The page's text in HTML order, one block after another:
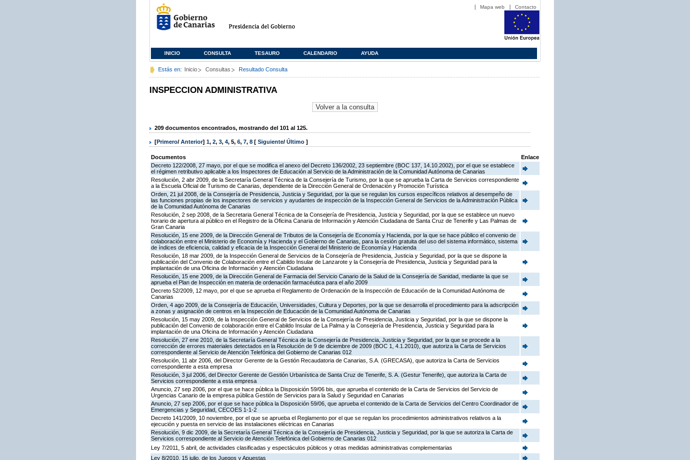
Mapa web Contacto
INICIO CONSULTA TESAURO CALENDARIO AYUDA
Estás en: Inicio Consultas Resultado Consulta
INSPECCION ADMINISTRATIVA
209 documentos encontrados, mostrando del 101 al 125.
[Primero/ Anterior] 1, 2, 3, 4, 5, 6, 7, 8 [ Siguiente/ Último ]
Documentos
Enlace
Decreto 122/2008, 27 mayo, por el que se modifica el anexo del Decreto 136/2002, 23 septiembre (BOC 137, 14.10.2002), por el que se establece
el régimen retributivo aplicable a los Inspectores de Educación al Servicio de la Administración de la Comunidad Autónoma de Canarias
Resolución, 2 abr 2009, de la Secretaría General Técnica de la Consejería de Turismo, por la que se aprueba la Carta de Servicios correspondiente
a la Escuela Oficial de Turismo de Canarias, dependiente de la Dirección General de Ordenación y Promoción Turística
Orden, 21 jul 2008, de la Consejería de Presidencia, Justicia y Seguridad, por la que se regulan los cursos específicos relativos al desempeño de
las funciones propias de los inspectores de servicios y ayudantes de inspección de la Inspección General de Servicios de la Administración Pública
de la Comunidad Autónoma de Canarias
Resolución, 2 sep 2008, de la Secretaria General Técnica de la Consejería de Presidencia, Justicia y Seguridad, por la que se establece un nuevo
horario de apertura al público en el Registro de la Oficina Canaria de Información y Atención Ciudadana de Santa Cruz de Tenerife y Las Palmas de
Gran Canaria
Resolución, 15 ene 2009, de la Dirección General de Tributos de la Consejería de Economía y Hacienda, por la que se hace público el convenio de
colaboración entre el Ministerio de Economía y Hacienda y el Gobierno de Canarias, para la cesión gratuita del uso del sistema informático, sistema
de índices de eficiencia, calidad y eficacia de la Inspección General del Ministerio de Economía y Hacienda
Resolución, 18 mar 2009, de la Inspección General de Servicios de la Consejería de Presidencia, Justicia y Seguridad, por la que se dispone la
publicación del Convenio de Colaboración entre el Cabildo Insular de Lanzarote y la Consejería de Presidencia, Justicia y Seguridad para la
implantación de una Oficina de Información y Atención Ciudadana
Resolución, 15 ene 2009, de la Dirección General de Farmacia del Servicio Canario de la Salud de la Consejería de Sanidad, mediante la que se
aprueba el Plan de Inspección en materia de ordenación farmacéutica para el año 2009
Decreto 52/2009, 12 mayo, por el que se aprueba el Reglamento de Ordenación de la Inspección de Educación de la Comunidad Autónoma de
Canarias
Orden, 4 ago 2009, de la Consejería de Educación, Universidades, Cultura y Deportes, por la que se desarrolla el procedimiento para la adscripción
a zonas y asignación de centros en la Inspección de Educación de la Comunidad Autónoma de Canarias
Resolución, 15 may 2009, de la Inspección General de Servicios de la Consejería de Presidencia, Justicia y Seguridad, por la que se dispone la
publicación del Convenio de colaboración entre el Cabildo Insular de La Palma y la Consejería de Presidencia, Justicia y Seguridad para la
implantación de una Oficina de Información y Atención Ciudadana
Resolución, 27 ene 2010, de la Secretaría General Técnica de la Consejería de Presidencia, Justicia y Seguridad, por la que se procede a la
corrección de errores materiales detectados en la Resolución de 9 de diciembre de 2009 (BOC 1, 4.1.2010), que autoriza la Carta de Servicios
correspondiente al Servicio de Atención Telefónica del Gobierno de Canarias 012
Resolución, 11 abr 2006, del Director Gerente de la Gestión Recaudatoria de Canarias, S.A. (GRECASA), que autoriza la Carta de Servicios
correspondiente a esta empresa
Resolución, 3 jul 2006, del Director Gerente de Gestión Urbanística de Santa Cruz de Tenerife, S. A. (Gestur Tenerife), que autoriza la Carta de
Servicios correspondiente a esta empresa
Anuncio, 27 sep 2006, por el que se hace pública la Disposición 59/06 bis, que aprueba el contenido de la Carta de Servicios del Servicio de
Urgencias Canario de la empresa pública Gestión de Servicios para la Salud y Seguridad en Canarias
Anuncio, 27 sep 2006, por el que se hace pública la Disposición 59/06, que aprueba el contenido de la Carta de Servicios del Centro Coordinador de
Emergencias y Seguridad, CECOES 1-1-2
Decreto 141/2009, 10 noviembre, por el que se aprueba el Reglamento por el que se regulan los procedimientos administrativos relativos a la
ejecución y puesta en servicio de las instalaciones eléctricas en Canarias
Resolución, 9 dic 2009, de la Secretaría General Técnica de la Consejería de Presidencia, Justicia y Seguridad, por la que se autoriza la Carta de
Servicios correspondiente al Servicio de Atención Telefónica del Gobierno de Canarias 012
Ley 7/2011, 5 abril, de actividades clasificadas y espectáculos públicos y otras medidas administrativas complementarias
Ley 8/2010, 15 julio, de los Juegos y Apuestas